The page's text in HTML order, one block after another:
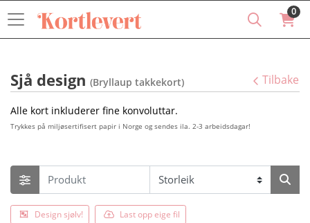
0
Sjå design (Bryllaup takkekort) Tilbake
Alle kort inkluderer fine konvoluttar.
Trykkes på miljøsertifisert papir i Norge og sendes ila. 2-3 arbeidsdagar!
Design sjølv! Last opp eige fil